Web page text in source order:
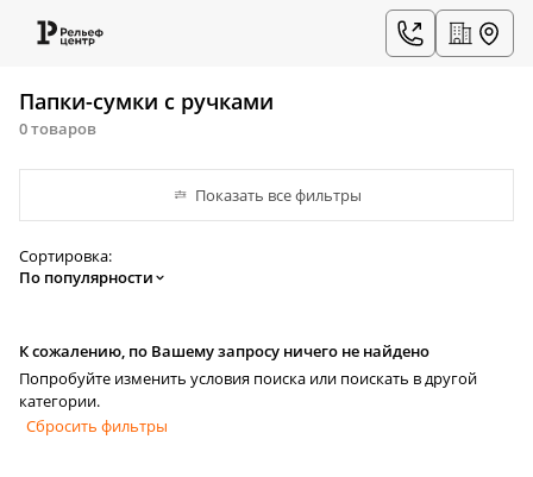
Папки-сумки с ручками
0 товаров
Показать все фильтры
Сортировка:
По популярности
К сожалению, по Вашему запросу ничего не найдено
Попробуйте изменить условия поиска или поискать в другой
категории.
Сбросить фильтры